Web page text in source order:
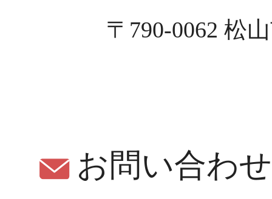
〒790-0062 松
お問い合わせ